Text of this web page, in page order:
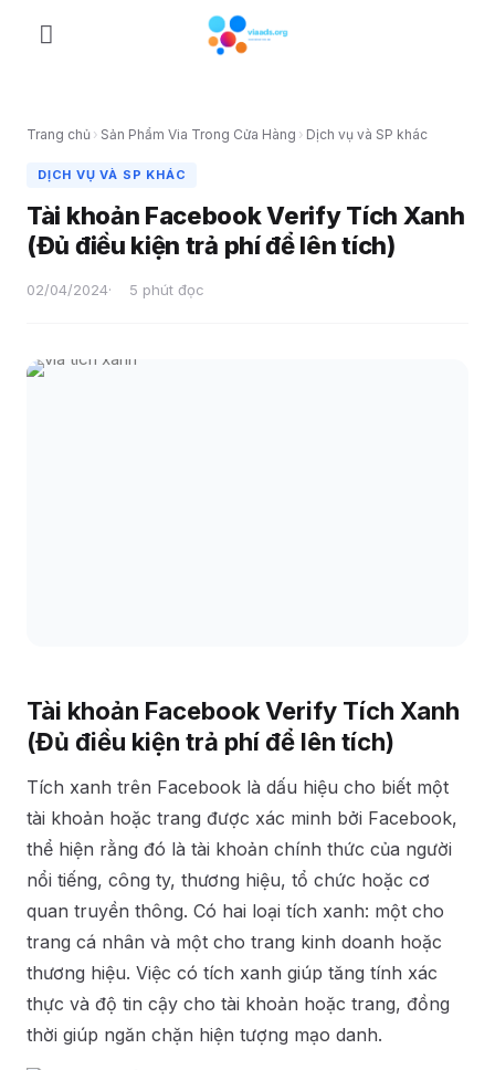
Trang chủ › Sản Phẩm Via Trong Cửa Hàng › Dịch vụ và SP khác
DỊCH VỤ VÀ SP KHÁC
Tài khoản Facebook Verify Tích Xanh
(Đủ điều kiện trả phí để lên tích)
02/04/2024 5 phút đọc
Tài khoản Facebook Verify Tích Xanh
(Đủ điều kiện trả phí để lên tích)
Tích xanh trên Facebook là dấu hiệu cho biết một
tài khoản hoặc trang được xác minh bởi Facebook,
thể hiện rằng đó là tài khoản chính thức của người
nổi tiếng, công ty, thương hiệu, tổ chức hoặc cơ
quan truyền thông. Có hai loại tích xanh: một cho
trang cá nhân và một cho trang kinh doanh hoặc
thương hiệu. Việc có tích xanh giúp tăng tính xác
thực và độ tin cậy cho tài khoản hoặc trang, đồng
thời giúp ngăn chặn hiện tượng mạo danh.